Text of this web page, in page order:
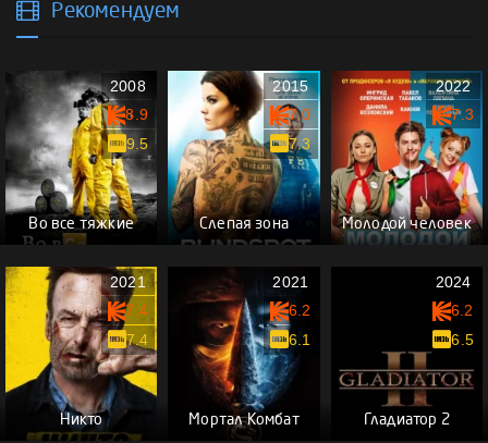
Рекомендуем
Во все тяжкие
2008
8.9
9.5
Слепая зона
2015
7.0
7.3
Молодой человек
2022
7.3
Никто
2021
7.4
7.4
Мортал Комбат
2021
6.2
6.1
Гладиатор 2
2024
6.2
6.5